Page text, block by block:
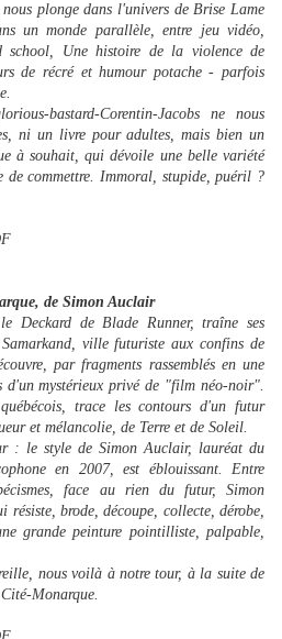
nous plonge dans l'univers de Brise Lame
un monde parallèle, entre jeu vidéo,
school, Une histoire de la violence de
de récré et humour potache - parfois
bastard-Corentin-Jacobs ne nous
ni un livre pour adultes, mais bien un
à souhait, qui dévoile une belle variété
de commettre. Immoral, stupide, puéril ?
de Simon Auclair
Deckard de Blade Runner, traîne ses
ville futuriste aux confins de
par fragments rassemblés en une
d'un mystérieux privé de "film néo-noir".
trace les contours d'un futur
et mélancolie, de Terre et de Soleil.
: le style de Simon Auclair, lauréat du
en 2007, est éblouissant. Entre
face au rien du futur, Simon
résiste, brode, découpe, collecte, dérobe,
grande peinture pointilliste, palpable,
nous voilà à notre tour, à la suite de
Monarque.